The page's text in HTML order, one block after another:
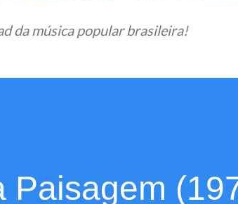
da música popular brasileira!
Paisagem